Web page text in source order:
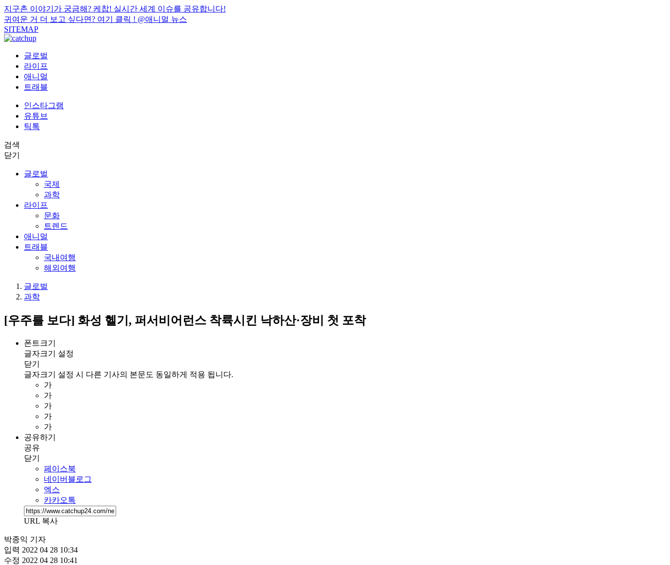
지구촌 이야기가 궁금해? 케찹! 실시간 세계 이슈를 공유합니다!
귀여운 거 더 보고 싶다면? 여기 클릭 ! @애니멀 뉴스
SITEMAP
글로벌
라이프
애니멀
트래블
인스타그램
유튜브
틱톡
검색
닫기
글로벌
국제
과학
라이프
문화
트렌드
애니멀
트래블
국내여행
해외여행
글로벌
과학
[우주를 보다] 화성 헬기, 퍼서비어런스 착륙시킨 낙하산·장비 첫 포착
폰트크기
글자크기 설정
닫기
글자크기 설정 시 다른 기사의 본문도 동일하게 적용 됩니다.
가
가
가
가
가
공유하기
공유
닫기
페이스북
네이버블로그
엑스
카카오톡
URL 복사
박종익 기자
입력 2022 04 28 10:34
수정 2022 04 28 10:41